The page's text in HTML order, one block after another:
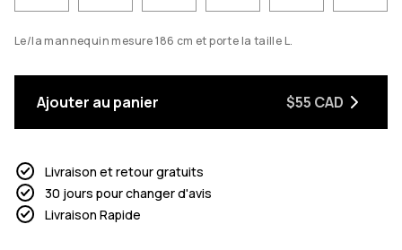
Le/la mannequin mesure 186 cm et porte la taille L.
Ajouter au panier $55 CAD
Livraison et retour gratuits
30 jours pour changer d'avis
Livraison Rapide